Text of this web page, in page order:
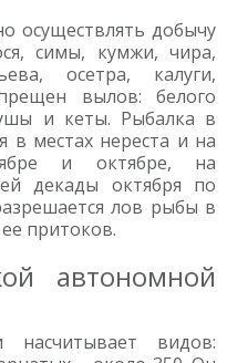
осуществлять добычу
симы, кумжи, чира,
осетра, калуги,
вылов: белого
и кеты. Рыбалка в
в местах нереста и на
и октябре, на
декады октября по
лов рыбы в
притоков.
автономной
видов: